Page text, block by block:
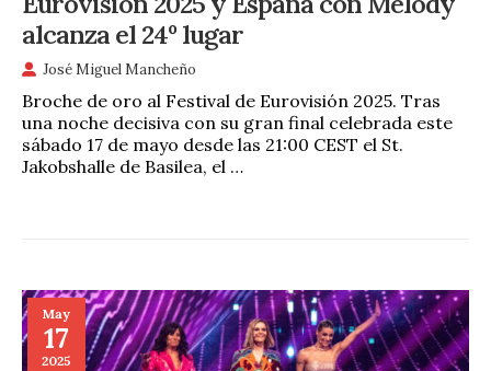
alcanza el 24º lugar
José Miguel Mancheño
Broche de oro al Festival de Eurovisión 2025. Tras
una noche decisiva con su gran final celebrada este
sábado 17 de mayo desde las 21:00 CEST el St.
Jakobshalle de Basilea, el …
May
17
2025